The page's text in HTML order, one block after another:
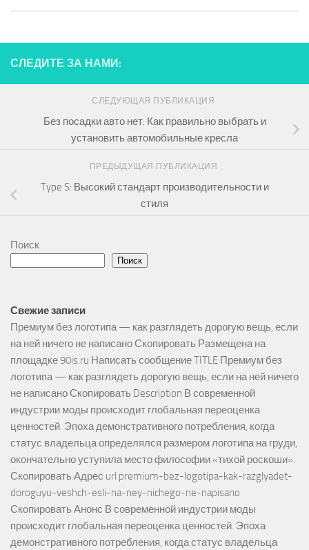
СЛЕДИТЕ ЗА НАМИ:
СЛЕДУЮЩАЯ ПУБЛИКАЦИЯ
Без посадки авто нет: Как правильно выбрать и
установить автомобильные кресла
ПРЕДЫДУЩАЯ ПУБЛИКАЦИЯ
Type S: Высокий стандарт производительности и
стиля
Поиск
Поиск
Свежие записи
Премиум без логотипа — как разглядеть дорогую вещь, если
на ней ничего не написано Скопировать Размещена на
площадке 90is.ru Написать сообщение TITLE Премиум без
логотипа — как разглядеть дорогую вещь, если на ней ничего
не написано Скопировать Description В современной
индустрии моды происходит глобальная переоценка
ценностей. Эпоха демонстративного потребления, когда
статус владельца определялся размером логотипа на груди,
окончательно уступила место философии «тихой роскоши».
Скопировать Адрес url premium-bez-logotipa-kak-razglyadet-
doroguyu-veshch-esli-na-ney-nichego-ne-napisano
Скопировать Анонс В современной индустрии моды
происходит глобальная переоценка ценностей. Эпоха
демонстративного потребления, когда статус владельца